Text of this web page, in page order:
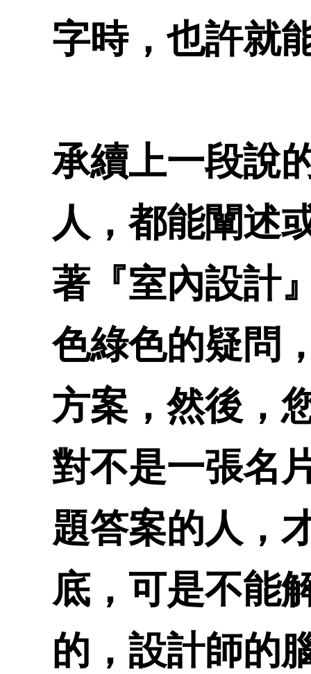
字時，也許就
承續上一段說
人，都能闡述
著『室內設計
色綠色的疑問
方案，然後，
對不是一張名
題答案的人，
底，可是不能
的，設計師的